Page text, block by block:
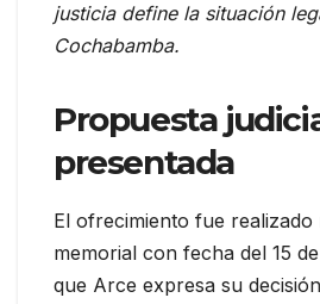
justicia define la situación
Cochabamba.
Propuesta
presentada
El ofrecimiento fue realizado
memorial con fecha del 15
que Arce expresa su